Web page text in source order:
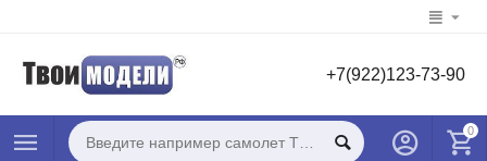
+7(922)123-73-90
0